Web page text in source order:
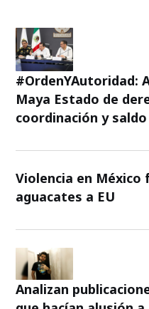
#OrdenYAutoridad:
Maya Estado de
coordinación y
Violencia en
aguacates a EU
Analizan